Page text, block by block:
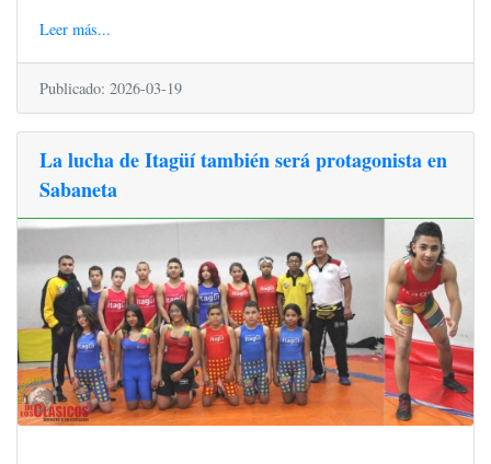
Leer más...
Publicado: 2026-03-19
La lucha de Itagüí también será protagonista en
Sabaneta